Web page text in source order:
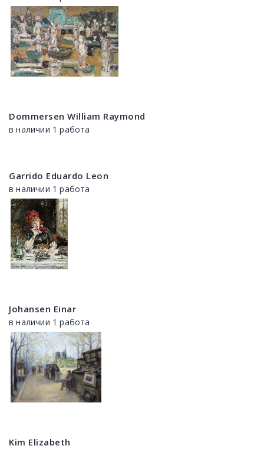
Dommersen William Raymond
в наличии 1 работа
Garrido Eduardo Leon
в наличии 1 работа
Johansen Einar
в наличии 1 работа
Kim Elizabeth